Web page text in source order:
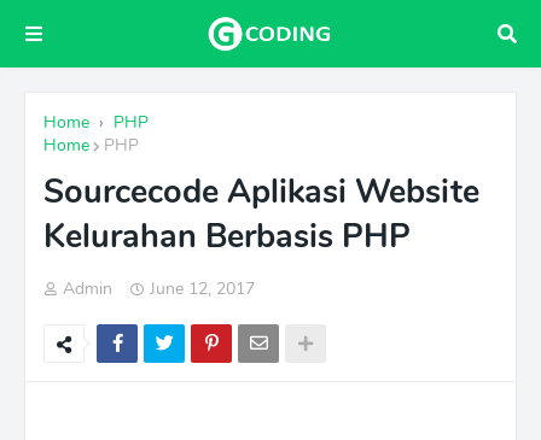
Home › PHP
Home
PHP
Sourcecode Aplikasi Website
Kelurahan Berbasis PHP
Admin June 12, 2017